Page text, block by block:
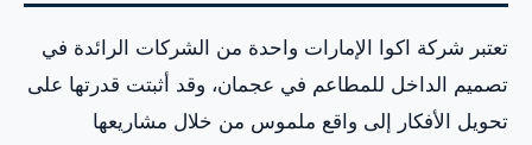
تعتبر شركة اكوا الإمارات واحدة من الشركات الرائدة في
تصميم الداخل للمطاعم في عجمان، وقد أثبتت قدرتها على
تحويل الأفكار إلى واقع ملموس من خلال مشاريعها